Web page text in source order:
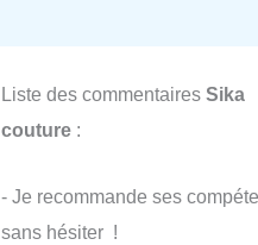
Liste des commentaires Sika
couture :
- Je recommande ses
sans hésiter !